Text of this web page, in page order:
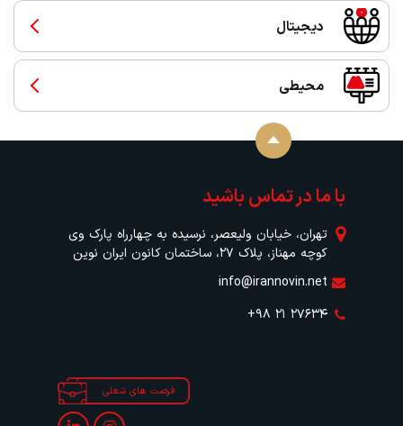
دیجیتال
محیطی
فرصت های شعلی
با ما در تماس باشید
تهران، خیابان ولیعصر، نرسیده به چهارراه پارک وی
کوچه مهناز، پلاک ۲۷، ساختمان کانون ایران نوین
info@irannovin.net
+۹۸ ۲۱ ۲۷۶۳۴